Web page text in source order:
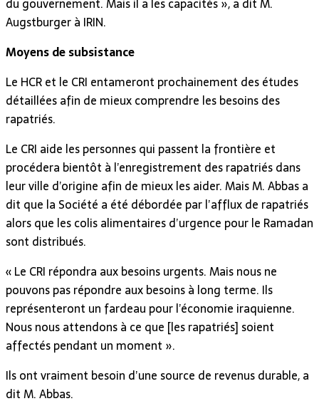
Augstburger à IRIN.
Moyens de subsistance
Le HCR et le CRI entameront prochainement des études
détaillées afin de mieux comprendre les besoins des
rapatriés.
Le CRI aide les personnes qui passent la frontière et
procédera bientôt à l’enregistrement des rapatriés dans
leur ville d’origine afin de mieux les aider. Mais M. Abbas a
dit que la Société a été débordée par l’afflux de rapatriés
alors que les colis alimentaires d’urgence pour le Ramadan
sont distribués.
« Le CRI répondra aux besoins urgents. Mais nous ne
pouvons pas répondre aux besoins à long terme. Ils
représenteront un fardeau pour l’économie iraquienne.
Nous nous attendons à ce que [les rapatriés] soient
affectés pendant un moment ».
Ils ont vraiment besoin d’une source de revenus durable, a
dit M. Abbas.